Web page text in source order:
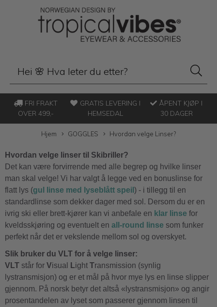
FRI FRAKT
OVER 499,-
GRATIS LEVERING I
HEMSEDAL
ÅPENT KJØP I
30 DAGER
Hjem GOGGLES Hvordan velge Linser?
Hvordan velge linser til Skibriller?
Det kan være forvirrende med alle begrep og hvilke linser
man skal velge! Vi har valgt å legge ved en bonuslinse for
flatt lys (gul linse med lyseblått speil ) - i tillegg til en
standardlinse som dekker dager med sol. Dersom du er en
ivrig ski eller brett-kjører kan vi anbefale en klar linse for
kveldsskjøring og eventuelt en all-round linse som funker
perfekt når det er vekslende mellom sol og overskyet.
Slik bruker du VLT for å velge linser:
VLT står for Visual Light Transmission (synlig
lystransmisjon) og er et mål på hvor mye lys en linse slipper
gjennom. På norsk betyr det altså «lystransmisjon» og angir
prosentandelen av lyset som passerer gjennom linsen til